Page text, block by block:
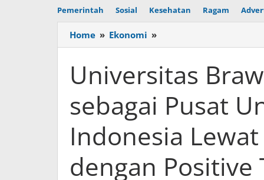
Pemerintah Sosial Kesehatan Ragam
Home » Ekonomi »
Brawijaya
Posisi
sebagai
Pusat
Unggulan
Cybersecurity
Indonesia
Kemitraan
Strategis
Universitas
sebagai Pusat
Indonesia
dengan Positive